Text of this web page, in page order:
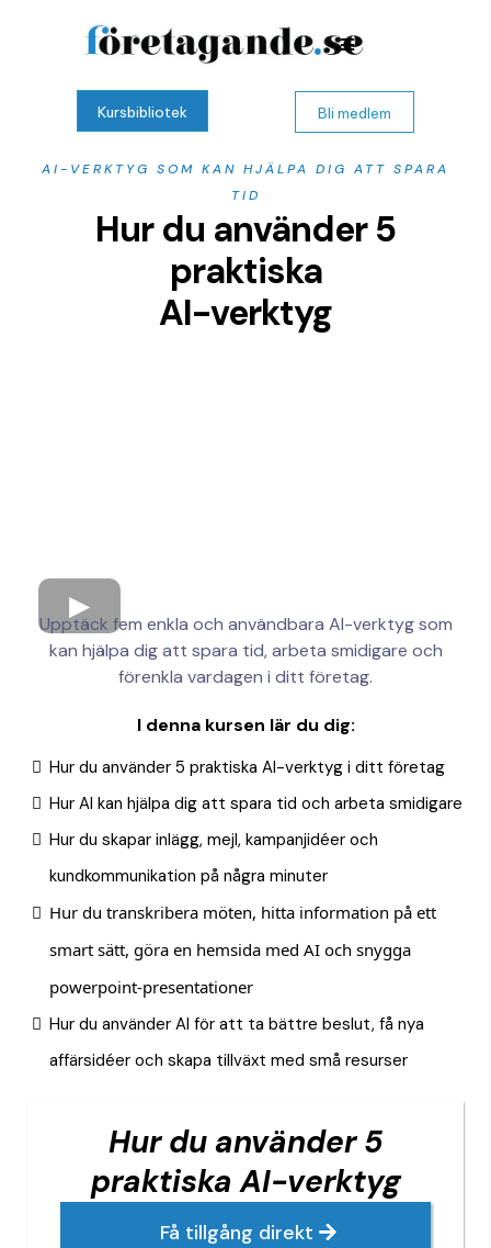
Bli medlem
Kursbibliotek
AI-VERKTYG SOM KAN HJÄLPA DIG ATT SPARA
TID
Hur du använder 5
praktiska
AI-verktyg
Upptäck fem enkla och användbara AI-verktyg som
kan hjälpa dig att spara tid, arbeta smidigare och
förenkla vardagen i ditt företag.
I denna kursen lär du dig:
Hur du använder 5 praktiska AI-verktyg i ditt företag
Hur AI kan hjälpa dig att spara tid och arbeta smidigare
Hur du skapar inlägg, mejl, kampanjidéer och
kundkommunikation på några minuter
Hur du transkribera möten, hitta information på ett
smart sätt, göra en hemsida med AI och snygga
powerpoint-presentationer
Hur du använder AI för att ta bättre beslut, få nya
affärsidéer och skapa tillväxt med små resurser
Hur du använder 5
praktiska AI-verktyg
Få tillgång direkt